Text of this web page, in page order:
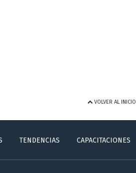
VOLVER AL INICIO
TENDENCIAS CAPACITACIONES